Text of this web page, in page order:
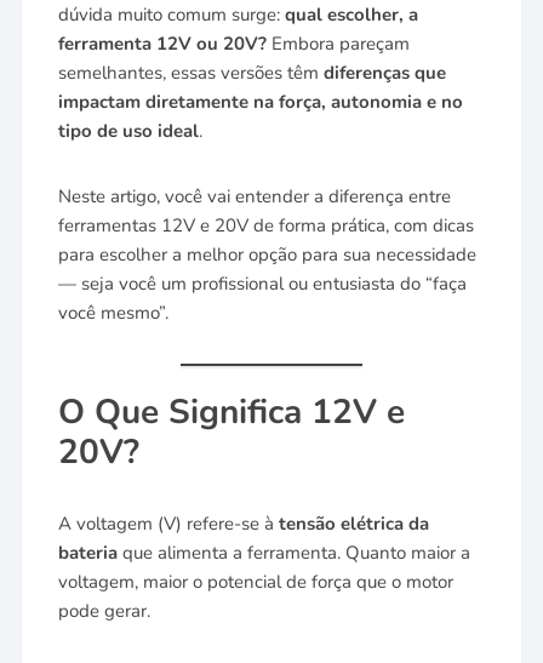
dúvida muito comum surge:qual escolher, a
ferramenta 12V ou 20V? Embora pareçam
semelhantes, essas versões têmdiferenças que
impactam diretamente na força, autonomia e no
tipo de uso ideal.
Neste artigo, você vai entender a diferença entre
ferramentas 12V e 20V de forma prática, com dicas
para escolher a melhor opção para sua necessidade
— seja você um profissional ou entusiasta do “faça
você mesmo”.
O Que Significa 12V e
20V?
A voltagem (V) refere-se àtensão elétrica da
bateria que alimenta a ferramenta. Quanto maior a
voltagem, maior o potencial de força que o motor
pode gerar.